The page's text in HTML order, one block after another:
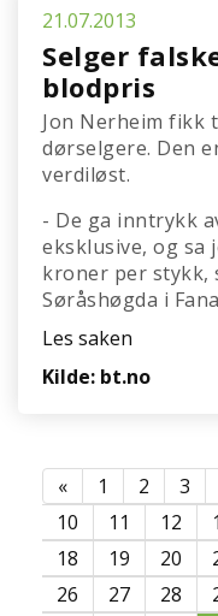
21.07.2013
Selger
blodpris
Jon Nerheim fikk
dørselgere. Den
verdiløst.
- De ga inntrykk
eksklusive, og sa
kroner per stykk,
Søråshøgda i
Les saken
Kilde: bt.no
« 1 2 3
10
11 12
18
19 20
26
27 28